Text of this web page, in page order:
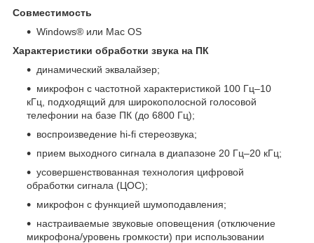
Совместимость
Windows® или Mac OS
Характеристики обработки звука на ПК
динамический эквалайзер;
микрофон с частотной характеристикой 100 Гц–10
кГц, подходящий для широкополосной голосовой
телефонии на базе ПК (до 6800 Гц);
воспроизведение hi-fi стереозвука;
прием выходного сигнала в диапазоне 20 Гц–20 кГц;
усовершенствованная технология цифровой
обработки сигнала (ЦОС);
микрофон с функцией шумоподавления;
настраиваемые звуковые оповещения (отключение
микрофона/уровень громкости) при использовании